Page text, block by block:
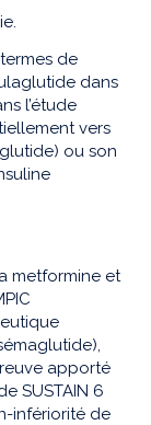
de
dans
l’étude
vers
ou son
metformine et
apporté
SUSTAIN 6
infériorité de